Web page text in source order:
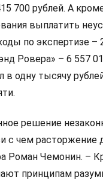
700 рублей. А
выплатить
по экспертизе
Ровера» – 6 557
в одну тысячу
решение
с чем
Роман Чемонин. –
принципам